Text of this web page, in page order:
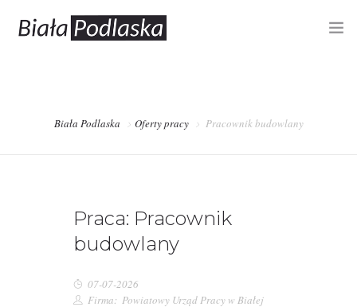
INFORMACJE
Biała Podlaska Oferty pracy Pracownik budowlany
Praca: Pracownik
budowlany
07-07-2026
Firma: Powiatowy Urząd Pracy w Białej